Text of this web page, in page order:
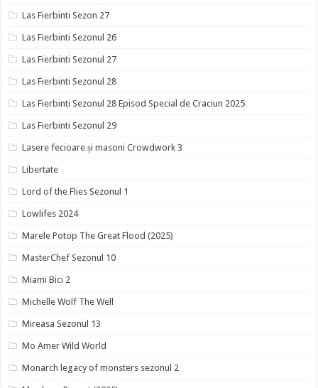
Las Fierbinti Sezon 27
Las Fierbinti Sezonul 26
Las Fierbinti Sezonul 27
Las Fierbinti Sezonul 28
Las Fierbinti Sezonul 28 Episod Special de Craciun 2025
Las Fierbinti Sezonul 29
Lasere fecioare și masoni Crowdwork 3
Libertate
Lord of the Flies Sezonul 1
Lowlifes 2024
Marele Potop The Great Flood (2025)
MasterChef Sezonul 10
Miami Bici 2
Michelle Wolf The Well
Mireasa Sezonul 13
Mo Amer Wild World
Monarch legacy of monsters sezonul 2